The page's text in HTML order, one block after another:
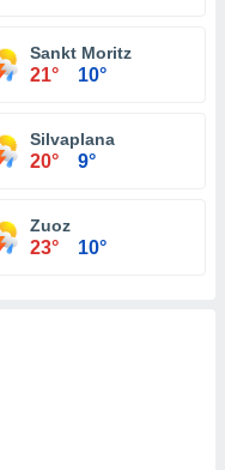
Sankt Moritz
21° 10°
Silvaplana
20° 9°
Zuoz
23° 10°